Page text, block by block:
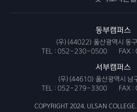
동부캠퍼스
(우)(44022) 울산광역시 동
TEL : 052-230-0500 FAX :
서부캠퍼스
(우)(44610) 울산광역시 남
TEL : 052-279-3300 FAX :
COPYRIGHT 2024. ULSAN